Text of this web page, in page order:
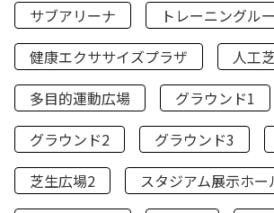
サブアリーナ
トレーニングル
健康エクササイズプラザ
人工
多目的運動広場
グラウンド1
グラウンド2
グラウンド3
芝生広場2
スタジアム展示ホー